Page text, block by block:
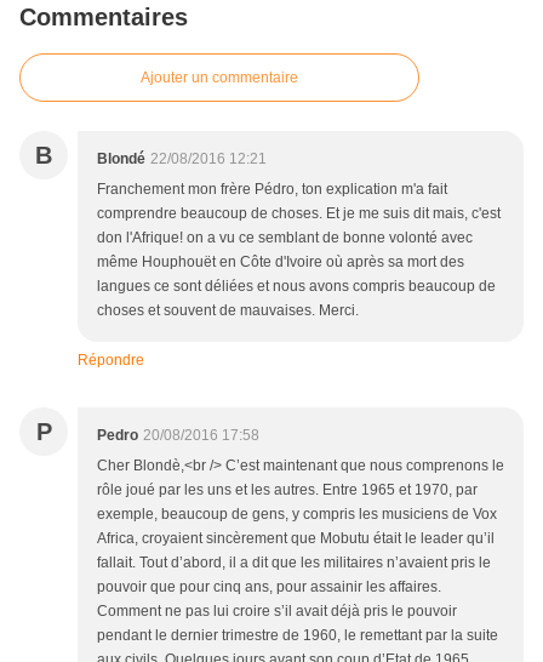
Commentaires
Ajouter un commentaire
B Blondé 22/08/2016 12:21
Franchement mon frère Pédro, ton explication m'a fait
comprendre beaucoup de choses. Et je me suis dit mais, c'est
don l'Afrique! on a vu ce semblant de bonne volonté avec
même Houphouët en Côte d'Ivoire où après sa mort des
langues ce sont déliées et nous avons compris beaucoup de
choses et souvent de mauvaises. Merci.
Répondre
P Pedro 20/08/2016 17:58
Cher Blondè,<br /> C’est maintenant que nous comprenons le
rôle joué par les uns et les autres. Entre 1965 et 1970, par
exemple, beaucoup de gens, y compris les musiciens de Vox
Africa, croyaient sincèrement que Mobutu était le leader qu’il
fallait. Tout d’abord, il a dit que les militaires n’avaient pris le
pouvoir que pour cinq ans, pour assainir les affaires.
Comment ne pas lui croire s’il avait déjà pris le pouvoir
pendant le dernier trimestre de 1960, le remettant par la suite